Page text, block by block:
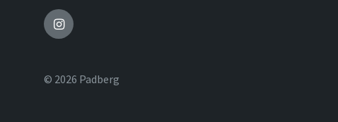
Instagram
© 2026 Padberg